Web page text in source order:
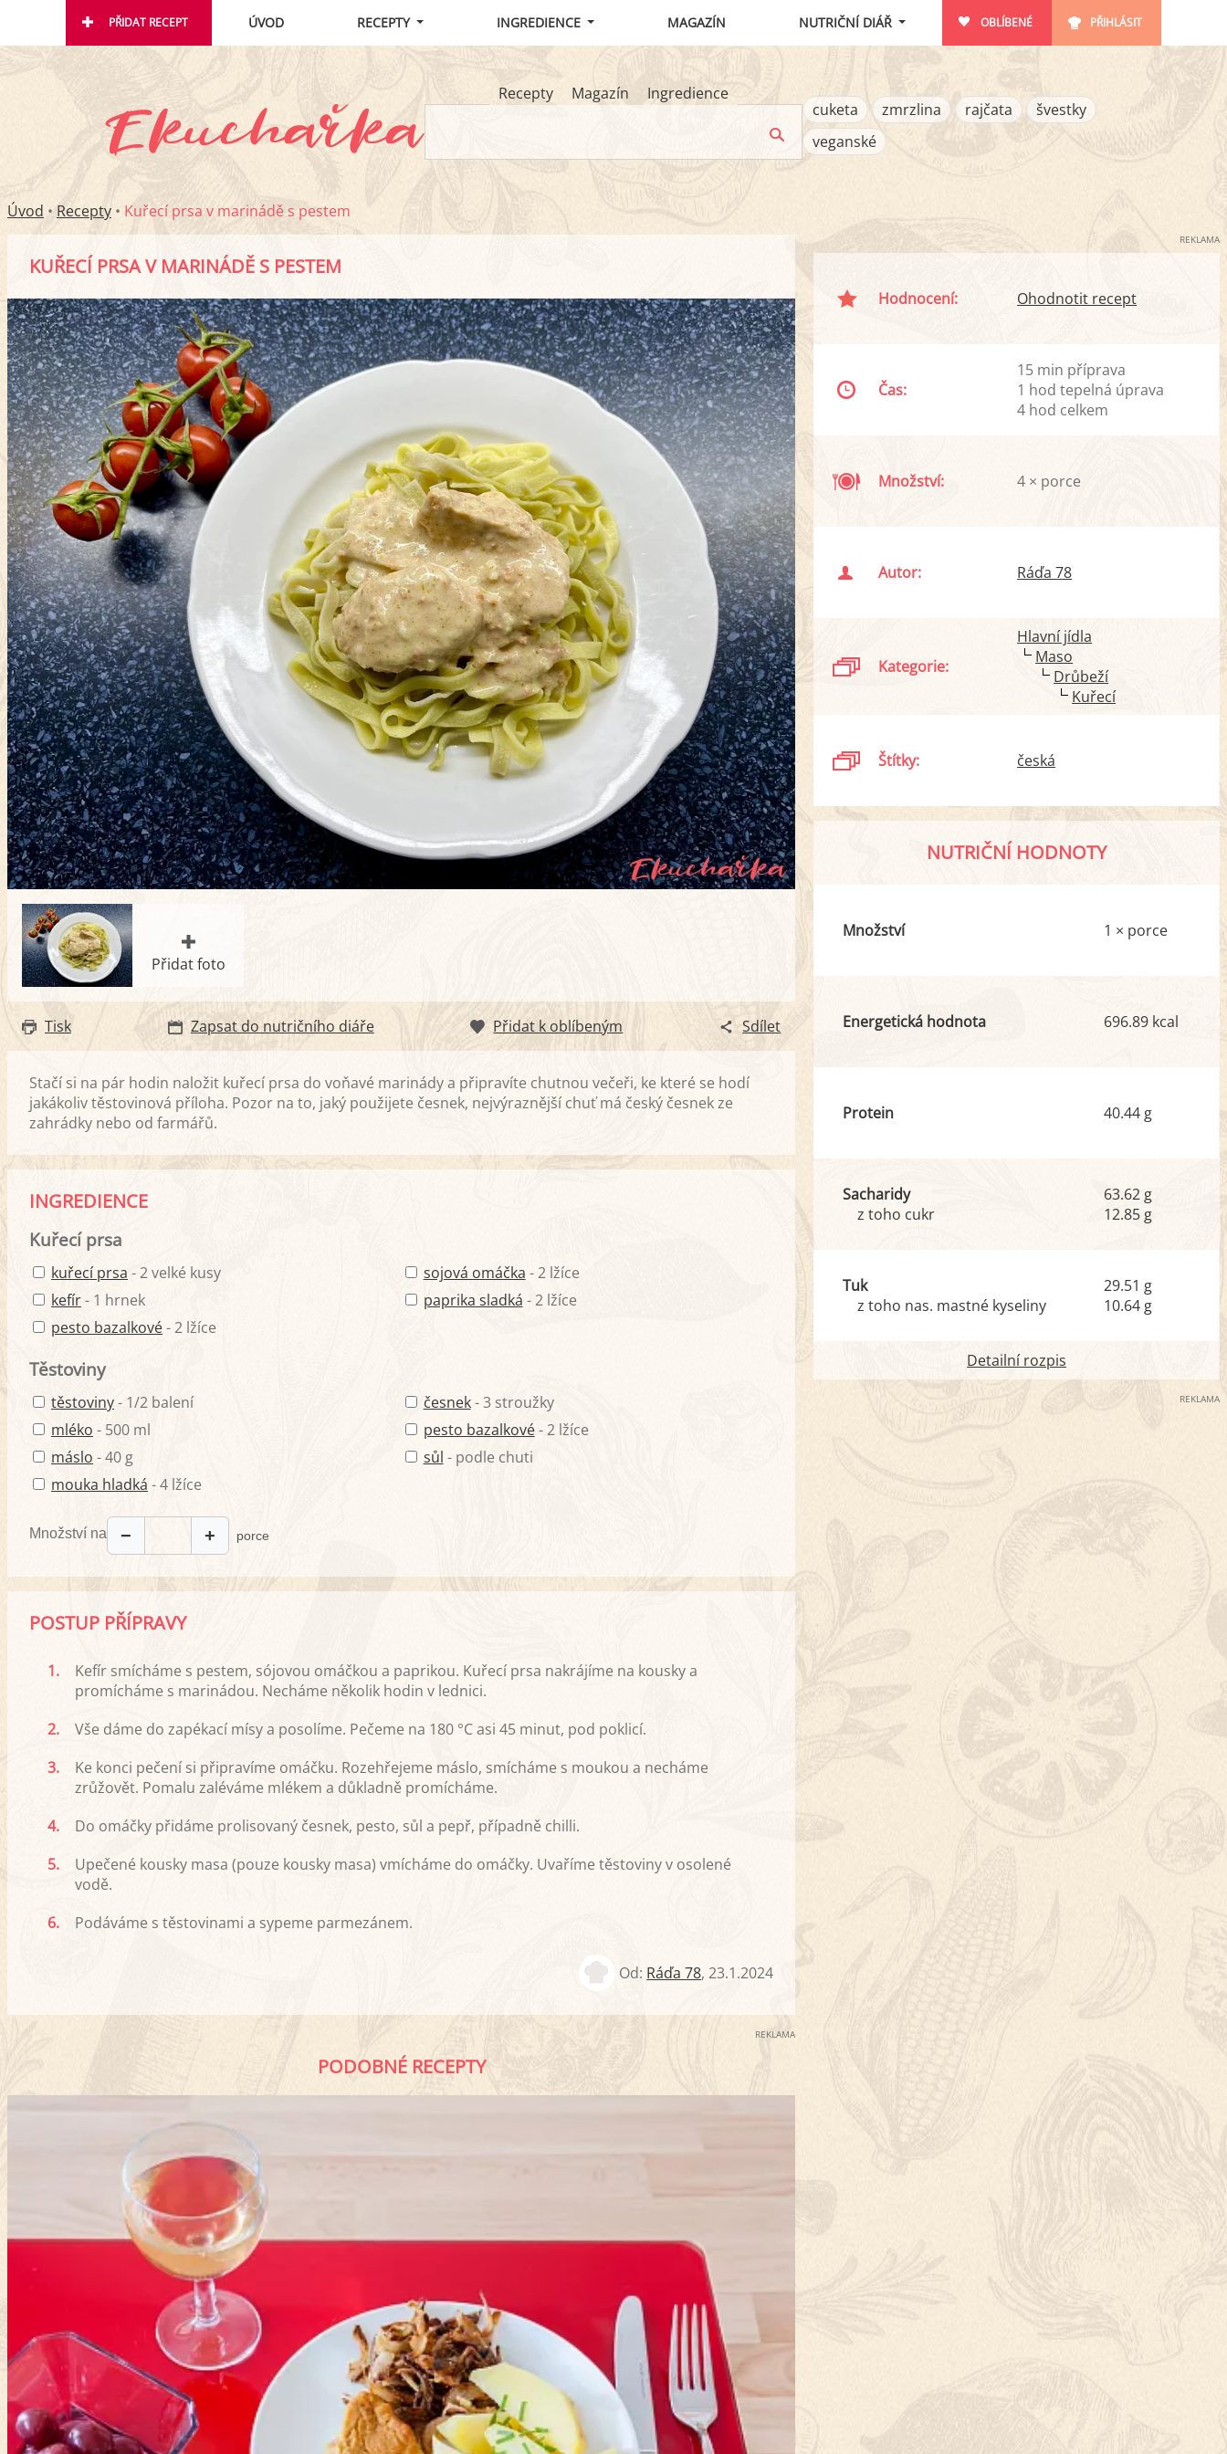
PŘIDAT RECEPT ÚVOD RECEPTY INGREDIENCE MAGAZÍN NUTRIČNÍ DIÁŘ OBLÍBENÉ PŘIHLÁSIT
Recepty Magazín
Ingredience
cuketa
zmrzlina rajčata
švestky
veganské
Úvod • Recepty • Kuřecí prsa v marinádě s pestem
KUŘECÍ PRSA V MARINÁDĚ S PESTEM
Přidat foto
Tisk Zapsat do nutričního diáře Přidat k oblíbeným Sdílet
Stačí si na pár hodin naložit kuřecí prsa do voňavé marinády a připravíte chutnou večeři, ke které se hodí
jakákoliv těstovinová příloha. Pozor na to, jaký použijete česnek, nejvýraznější chuť má český česnek ze
zahrádky nebo od farmářů.
INGREDIENCE
Kuřecí prsa
kuřecí prsa - 2 velké kusy
kefír- 1 hrnek
pesto bazalkové- 2 lžíce
sojová omáčka - 2 lžíce
paprika sladká - 2 lžíce
Těstoviny
těstoviny- 1/2 balení
mléko - 500 ml
máslo - 40 g
mouka hladká - 4 lžíce
česnek- 3 stroužky
pesto bazalkové- 2 lžíce
sůl - podle chuti
Množství na − + porce
POSTUP PŘÍPRAVY
1.
Kefír smícháme s pestem, sójovou omáčkou a paprikou. Kuřecí prsa nakrájíme na kousky a
promícháme s marinádou. Necháme několik hodin v lednici.
2.
Vše dáme do zapékací mísy a posolíme. Pečeme na 180 °C asi 45 minut, pod poklicí.
3.
Ke konci pečení si připravíme omáčku. Rozehřejeme máslo, smícháme s moukou a necháme
zrůžovět. Pomalu zaléváme mlékem a důkladně promícháme.
4.
Do omáčky přidáme prolisovaný česnek, pesto, sůl a pepř, případně chilli.
5.
Upečené kousky masa (pouze kousky masa) vmícháme do omáčky. Uvaříme těstoviny v osolené
vodě.
6.
Podáváme s těstovinami a sypeme parmezánem.
Od: Ráďa 78,23.1.2024
REKLAMA
PODOBNÉ RECEPTY
REKLAMA
Hodnocení: Ohodnotit recept
Čas:
15 min příprava
1 hod tepelná úprava
4 hod celkem
Množství: 4 × porce
Autor: Ráďa 78
Kategorie:
Hlavní jídla
Maso
Drůbeží
Kuřecí
Štítky: česká
NUTRIČNÍ HODNOTY
Množství 1 × porce
Energetická hodnota 696.89 kcal
Protein 40.44 g
Sacharidy
z toho cukr
63.62 g
12.85 g
Tuk
z toho nas. mastné kyseliny
29.51 g
10.64 g
Detailní rozpis
REKLAMA